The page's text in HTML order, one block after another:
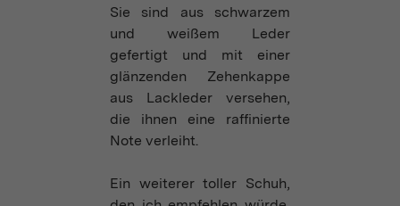
Sie sind aus schwarzem
und weißem Leder
gefertigt und mit einer
glänzenden Zehenkappe
aus Lackleder versehen,
die ihnen eine raffinierte
Note verleiht.
Ein weiterer toller Schuh,